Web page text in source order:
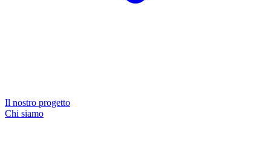
Il nostro progetto
Chi siamo